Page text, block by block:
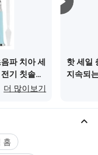
파 치아 세
기 칫솔이
더 많이보기
핫 세일
지속되
홈